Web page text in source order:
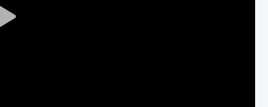
Play